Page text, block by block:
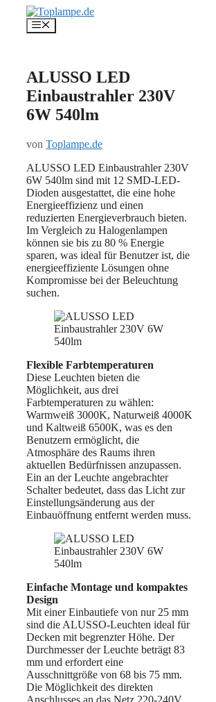
Inhalt
springen
Menü
ALUSSO LED
Einbaustrahler 230V
6W 540lm
von Toplampe.de
ALUSSO LED Einbaustrahler 230V
6W 540lm sind mit 12 SMD-LED-
Dioden ausgestattet, die eine hohe
Energieeffizienz und einen
reduzierten Energieverbrauch bieten.
Im Vergleich zu Halogenlampen
können sie bis zu 80 % Energie
sparen, was ideal für Benutzer ist, die
energieeffiziente Lösungen ohne
Kompromisse bei der Beleuchtung
suchen.
Flexible Farbtemperaturen
Diese Leuchten bieten die
Möglichkeit, aus drei
Farbtemperaturen zu wählen:
Warmweiß 3000K, Naturweiß 4000K
und Kaltweiß 6500K, was es den
Benutzern ermöglicht, die
Atmosphäre des Raums ihren
aktuellen Bedürfnissen anzupassen.
Ein an der Leuchte angebrachter
Schalter bedeutet, dass das Licht zur
Einstellungsänderung aus der
Einbauöffnung entfernt werden muss.
Einfache Montage und kompaktes
Design
Mit einer Einbautiefe von nur 25 mm
sind die ALUSSO-Leuchten ideal für
Decken mit begrenzter Höhe. Der
Durchmesser der Leuchte beträgt 83
mm und erfordert eine
Ausschnittgröße von 68 bis 75 mm.
Die Möglichkeit des direkten